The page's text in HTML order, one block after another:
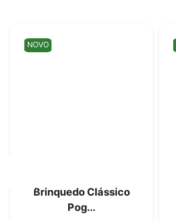
NOVO
Brinquedo Clássico
Pog...